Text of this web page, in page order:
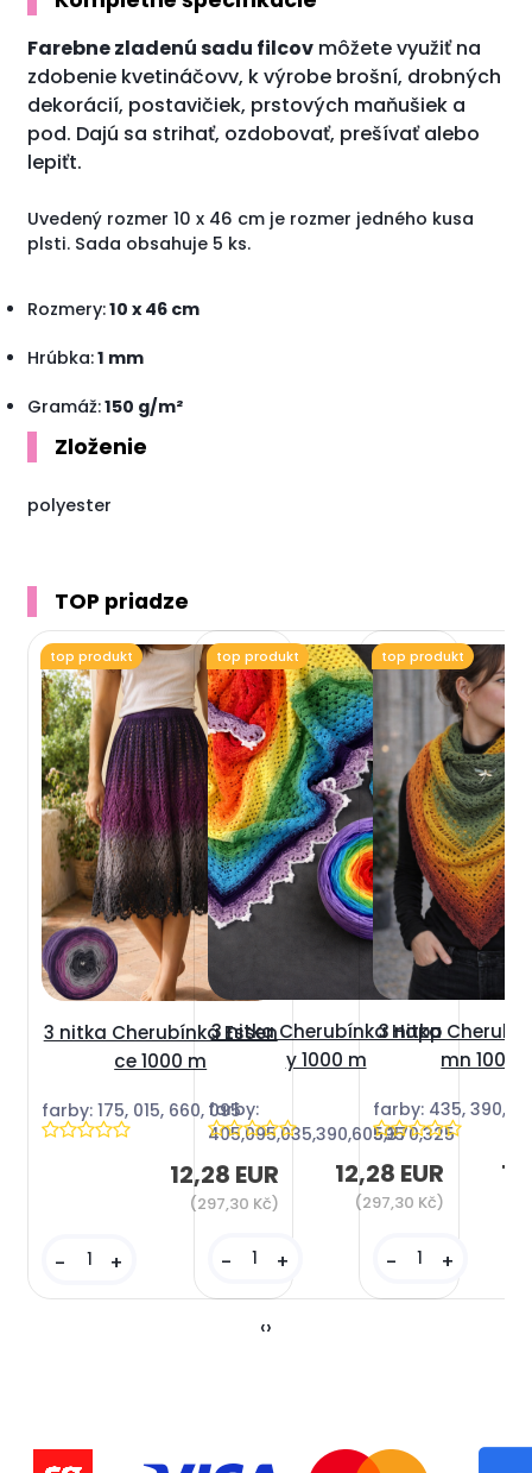
Farebne zladenú sadu filcov môžete využiť na
zdobenie kvetináčovv, k výrobe brošní, drobných
dekorácií, postavičiek, prstových maňušiek a
pod. Dajú sa strihať, ozdobovať, prešívať alebo
lepiťt.
Uvedený rozmer 10 x 46 cm je rozmer jedného kusa
plsti. Sada obsahuje 5 ks.
Rozmery:10 x 46 cm
Hrúbka:1 mm
Gramáž:150 g/m²
Zloženie
polyester
TOP priadze
3 nitka Cherubínka Essen
ce 1000 m
farby: 175, 015, 660, 095
12,28 EUR
(297,30 Kč)
- +
top produkt
3 nitka Cherubínka Happ
y 1000 m
farby:
405,095,035,390,605,370,325
12,28 EUR
(297,30 Kč)
- +
top produkt
3 nitka
mn 1000
farby: 435, 390,
595
- +
top produkt
‹›